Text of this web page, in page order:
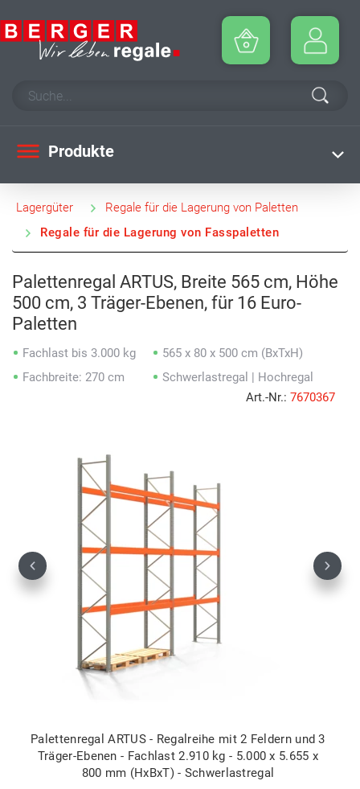
Produkte
Lagergüter
Regale für die Lagerung von Paletten
Regale für die Lagerung von Fasspaletten
Palettenregal ARTUS, Breite 565 cm, Höhe
500 cm, 3 Träger-Ebenen, für 16 Euro-
Paletten
Fachlast bis 3.000 kg
Fachbreite: 270 cm
565 x 80 x 500 cm (BxTxH)
Schwerlastregal | Hochregal
Art.-Nr.: 7670367
Palettenregal ARTUS - Regalreihe mit 2 Feldern und 3
Träger-Ebenen - Fachlast 2.910 kg - 5.000 x 5.655 x
800 mm (HxBxT) - Schwerlastregal
Previous Next